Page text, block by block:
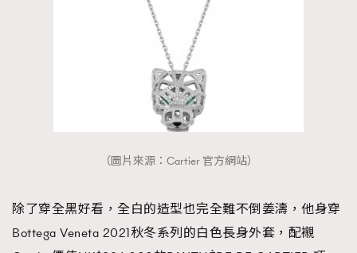
（圖片來源：Cartier 官方網站）
除了穿全黑好看，全白的造型也完全難不倒姜濤，他身穿
Bottega Veneta 2021秋冬系列的白色長身外套，配襯